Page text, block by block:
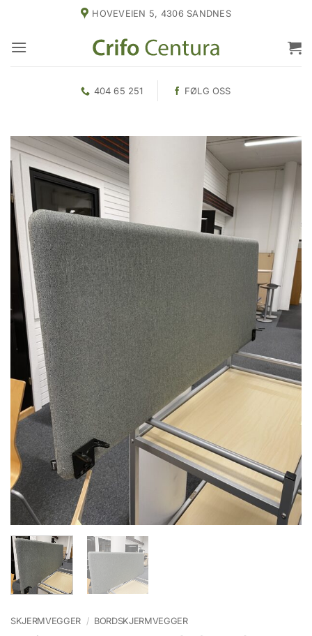
content
HOVEVEIEN 5, 4306 SANDNES
404 65 251 FØLG OSS
SKJERMVEGGER / BORDSKJERMVEGGER